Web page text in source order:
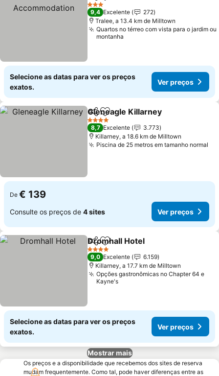
3 Estrelas
9,4 Excelente
272
Tralee, a 13.4 km de Milltown
Quartos no térreo com vista para o jardim ou
montanha
Selecione as datas para ver os preços
exatos.
Ver preços
PartilharAdicionar aos favoritos
Gleneagle Killarney
4 Estrelas
8,7 Excelente
3.773
Killarney, a 18.6 km de Milltown
Piscina de 25 metros em tamanho normal
De € 139
Consulte os preços de 4 sites Ver preços
PartilharAdicionar aos favoritos
Dromhall Hotel
4 Estrelas
9,0 Excelente
6.159
Killarney, a 17.7 km de Milltown
Opções gastronômicas no Chapter 64 e
Kayne's
Selecione as datas para ver os preços
exatos.
Ver preços
Mostrar mais
Os preços e a disponibilidade que recebemos dos sites de reserva
mudam frequentemente. Como tal, pode haver diferenças entre as